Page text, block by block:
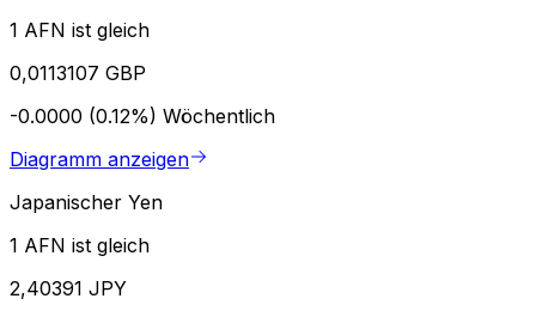
1 AFN ist gleich
0,0113107 GBP
-0.0000 (0.12%) Wöchentlich
Diagramm anzeigen
Japanischer Yen
1 AFN ist gleich
2,40391 JPY